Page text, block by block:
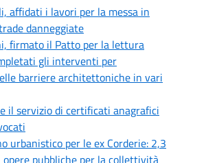
affidati i lavori per la messa in
danneggiate
firmato il Patto per la lettura
gli interventi per
barriere architettoniche in vari
il servizio di certificati anagrafici
urbanistico per le ex Corderie: 2,3
pubbliche per la collettività